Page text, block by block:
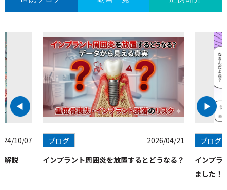
2024/06/28歯周組織再生療法（リグロス）とはどのような治
2024/06/26歯茎再生治療の効果はどらくらい？
2024/06/25 歯茎再生治療とはどのような治療方法か？
2024/06/24インプラント周囲炎を防ぐセルフケア方法とは？
2024/06/23インプラント周囲炎になる原因とは？
2024/06/22インプラント周囲炎の初期症状とは？
2024/06/20 インプラント周囲炎とは？どれくらいの確率でな
る？
2024/06/19 歯髄温存療法の痛みはいつまで続くか？
10/07
解説
ブログ
2026/04/21
インプラント周囲炎を放置するとどうなる？
ブログ
インプラ
ました！